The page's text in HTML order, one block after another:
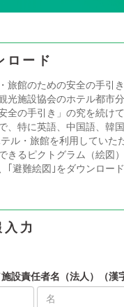
ロード
旅館のための安全の手引
光施設協会のホテル都市
全の手引き」の究を続け
、特に英語、中国語、韓
ル・旅館を利用していた
きるピクトグラム（絵図
｢避難絵図｣をダウンロード
力
設責任者名（法人）（漢